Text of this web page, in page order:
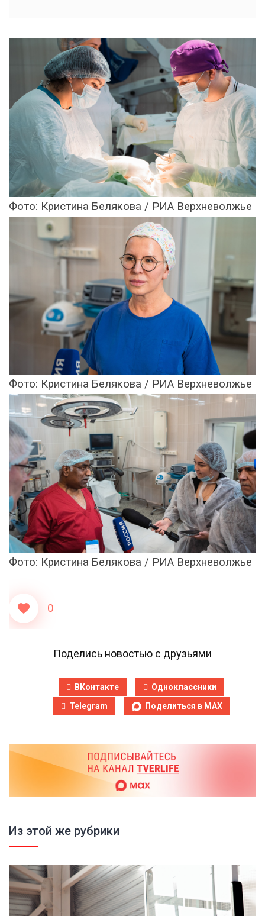
Фото: Кристина Белякова / РИА Верхневолжье
Фото: Кристина Белякова / РИА Верхневолжье
Фото: Кристина Белякова / РИА Верхневолжье
0
Поделись новостью с друзьями
ВКонтакте
Одноклассники
Telegram
Поделиться в MAX
Из этой же рубрики